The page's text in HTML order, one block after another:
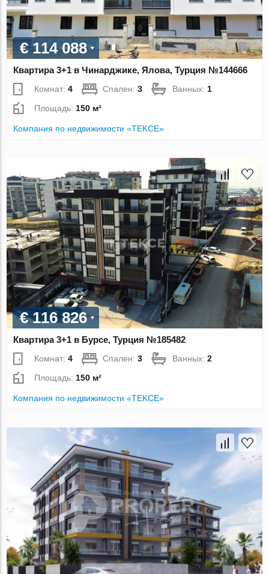
€ 114 088
Квартира 3+1 в Чинарджике, Ялова, Турция №144666
Комнат:4 Спален:3 Ванных:1
Площадь:150 м²
Компания по недвижимости «TEKCE»
€ 116 826
Квартира 3+1 в Бурсе, Турция №185482
Комнат:4 Спален:3 Ванных:2
Площадь: 150 м²
Компания по недвижимости «TEKCE»